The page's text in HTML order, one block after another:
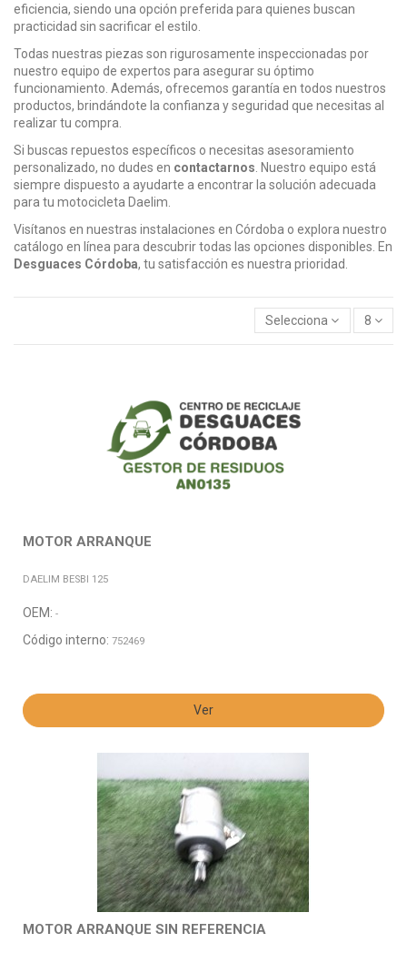
eficiencia, siendo una opción preferida para quienes buscan
practicidad sin sacrificar el estilo.
Todas nuestras piezas son rigurosamente inspeccionadas por
nuestro equipo de expertos para asegurar su óptimo
funcionamiento. Además, ofrecemos garantía en todos nuestros
productos, brindándote la confianza y seguridad que necesitas al
realizar tu compra.
Si buscas repuestos específicos o necesitas asesoramiento
personalizado, no dudes en contactarnos . Nuestro equipo está
siempre dispuesto a ayudarte a encontrar la solución adecuada
para tu motocicleta Daelim.
Visítanos en nuestras instalaciones en Córdoba o explora nuestro
catálogo en línea para descubrir todas las opciones disponibles. En
Desguaces Córdoba, tu satisfacción es nuestra prioridad.
Selecciona 8
MOTOR ARRANQUE
DAELIM BESBI 125
OEM: -
Código interno: 752469
Ver
MOTOR ARRANQUE SIN REFERENCIA